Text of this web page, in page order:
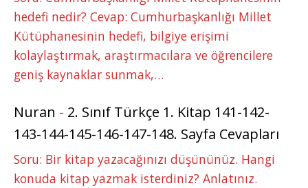
hedefi nedir? Cevap: Cumhurbaşkanlığı Millet
Kütüphanesinin hedefi, bilgiye erişimi
kolaylaştırmak, araştırmacılara ve öğrencilere
geniş kaynaklar sunmak,…
Nuran - 2. Sınıf Türkçe 1. Kitap 141-142-
143-144-145-146-147-148. Sayfa Cevapları
Soru: Bir kitap yazacağınızı düşününüz. Hangi
konuda kitap yazmak isterdiniz? Anlatınız.